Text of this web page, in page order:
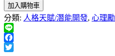
加入購物車
分類: 人格天賦/潛能開發, 心理
Line
Facebook